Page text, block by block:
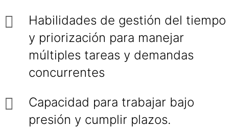
Habilidades de gestión del tiempo
y priorización para manejar
múltiples tareas y demandas
concurrentes
Capacidad para trabajar bajo
presión y cumplir plazos.